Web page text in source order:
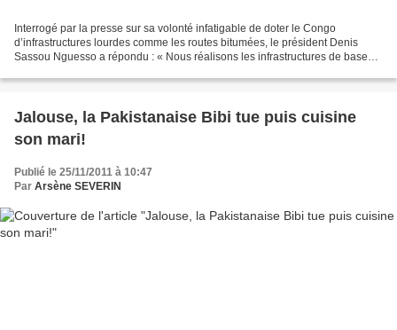
Interrogé par la presse sur sa volonté infatigable de doter le Congo
d’infrastructures lourdes comme les routes bitumées, le président Denis
Sassou Nguesso a répondu : « Nous réalisons les infrastructures de base
Jalouse, la Pakistanaise Bibi tue puis cuisine
son mari!
Publié le 25/11/2011 à 10:47
Par Arsène SEVERIN